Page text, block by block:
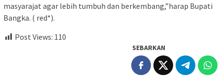
masyarajat agar lebih tumbuh dan berkembang,”harap Bupati
Bangka. ( red*).
Post Views: 110
SEBARKAN